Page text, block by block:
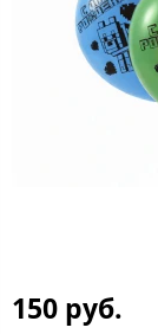
150 руб.